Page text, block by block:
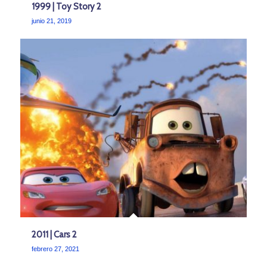
1999 | Toy Story 2
junio 21, 2019
2011 | Cars 2
febrero 27, 2021